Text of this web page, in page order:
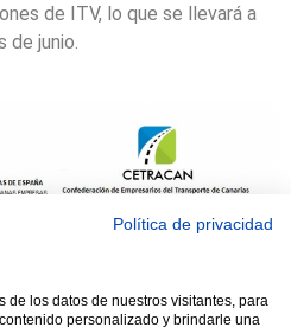
de ITV, lo que se llevará a
de junio.
RESERVADOS ASTRACAN - Web
Política de privacidad
de los datos de nuestros visitantes, para
personalizado y brindarle una